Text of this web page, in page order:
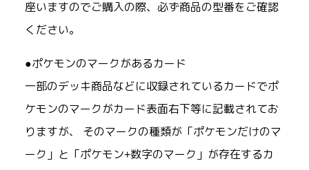
座いますのでご購入の際、必ず商品の型番をご確認
ください。
●ポケモンのマークがあるカード
一部のデッキ商品などに収録されているカードでポ
ケモンのマークがカード表面右下等に記載されてお
りますが、 そのマークの種類が「ポケモンだけのマ
ーク」と「ポケモン+数字のマーク」が存在するカ